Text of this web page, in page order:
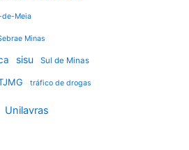
de-Meia
Minas
sisu Sul de Minas
tráfico de drogas
Unilavras